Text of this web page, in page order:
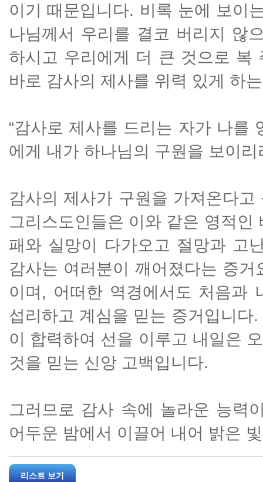
이기 때문입니다. 비록 눈에 보이
나님께서 우리를 결코 버리지 않
하시고 우리에게 더 큰 것으로 복
바로 감사의 제사를 위력 있게 하
“감사로 제사를 드리는 자가 나를
에게 내가 하나님의 구원을 보이리
감사의 제사가 구원을 가져온다
그리스도인들은 이와 같은 영적
패와 실망이 다가오고 절망과 고
감사는 여러분이 깨어졌다는 증
이며, 어떠한 역경에서도 처음과
섭리하고 계심을 믿는 증거입니
이 합력하여 선을 이루고 내일은
것을 믿는 신앙 고백입니다.
그러므로 감사 속에 놀라운 능력
어두운 밤에서 이끌어 내어 밝은
리스트 보기